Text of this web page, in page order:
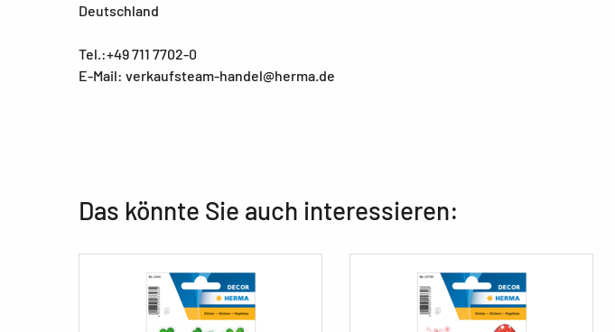
Deutschland
Tel.:+49 711 7702-0
E-Mail: verkaufsteam-handel@herma.de
Das könnte Sie auch interessieren: